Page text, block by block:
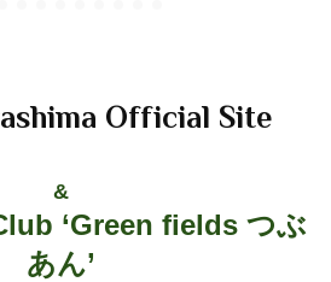
Official Site
&
‘Green fields つぶ
あん’